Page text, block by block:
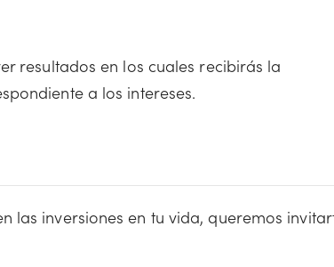
resultados en los cuales recibirás la
a los intereses.
las inversiones en tu vida, queremos